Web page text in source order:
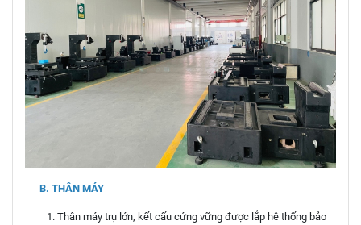
B. THÂN MÁY
Thân máy trụ lớn, kết cấu cứng vững được lắp hê thống bảo